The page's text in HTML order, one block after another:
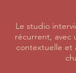
Le studio
récurrent, avec
contextuelle et